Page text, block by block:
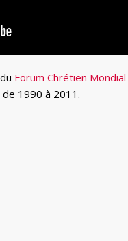
Forum Chrétien Mondial
de 1990 à 2011.